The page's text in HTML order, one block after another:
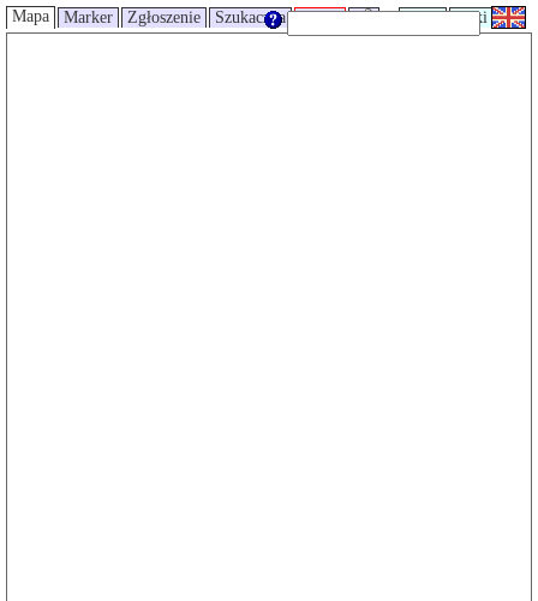
Mapa Marker Zgłoszenie Szukaczka Trasy UMP Wiki